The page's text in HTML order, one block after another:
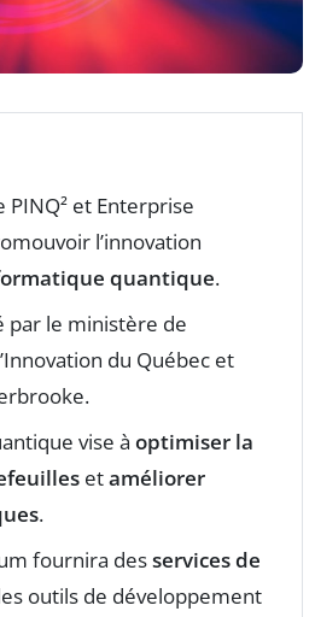
PINQ² et Enterprise
l’innovation
quantique.
par le ministère de
du Québec et
vise à optimiser la
etaméliorer
.
fournira desservices de
outils de développement